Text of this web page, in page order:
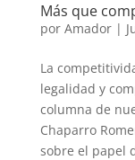
Más que
por Amador|
La
legalidad y
columna de
Chaparro
sobre el papel